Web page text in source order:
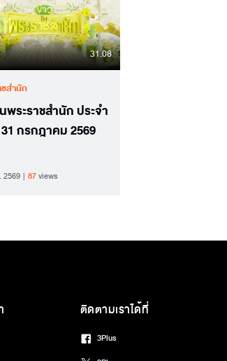
31.08
สำนัก
พระราชสำนัก ประจำ
กรกฎาคม 2569
2569 87views
ติดตามเราได้ที่
3Plus